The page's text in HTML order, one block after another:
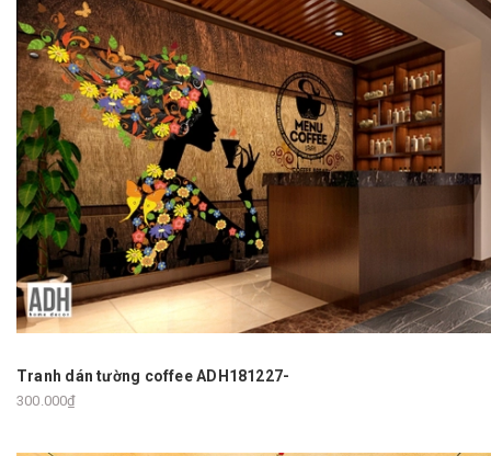
Tranh dán tường coffee ADH181227-
300.000₫